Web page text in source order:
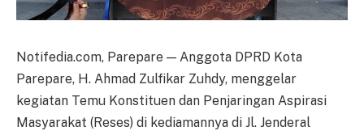
Notifedia.com, Parepare — Anggota DPRD Kota
Parepare, H. Ahmad Zulfikar Zuhdy, menggelar
kegiatan Temu Konstituen dan Penjaringan Aspirasi
Masyarakat (Reses) di kediamannya di Jl. Jenderal